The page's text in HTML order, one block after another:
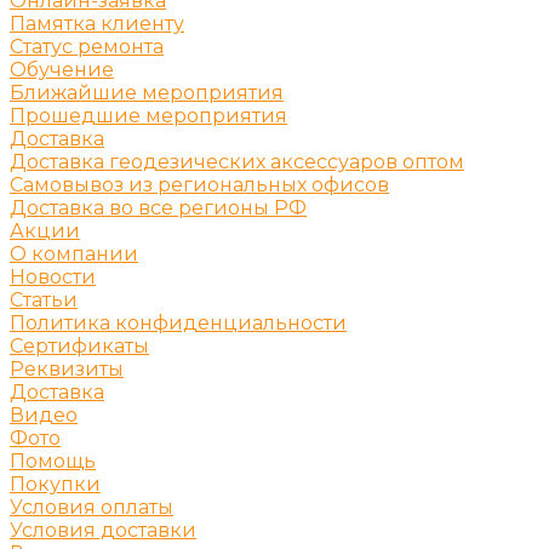
Памятка клиенту
Статус ремонта
Обучение
Ближайшие мероприятия
Прошедшие мероприятия
Доставка
Доставка геодезических аксессуаров оптом
Самовывоз из региональных офисов
Доставка во все регионы РФ
Акции
О компании
Новости
Статьи
Политика конфиденциальности
Сертификаты
Реквизиты
Доставка
Видео
Фото
Помощь
Покупки
Условия оплаты
Условия доставки